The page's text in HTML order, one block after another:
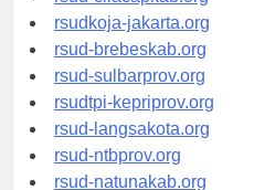
rsud-cilacapkab.org
rsudkoja-jakarta.org
rsud-brebeskab.org
rsud-sulbarprov.org
rsudtpi-kepriprov.org
rsud-langsakota.org
rsud-ntbprov.org